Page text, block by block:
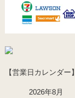
【営業日カレンダー】
2026年8月